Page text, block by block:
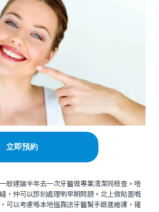
立即預約
建議半年去一次牙醫做專業清潔同檢查。唔
，仲可以即刻處理啲早期問題。北上做貼面嘅
可以考慮喺本地搵靠譜牙醫幫手跟進維護，確